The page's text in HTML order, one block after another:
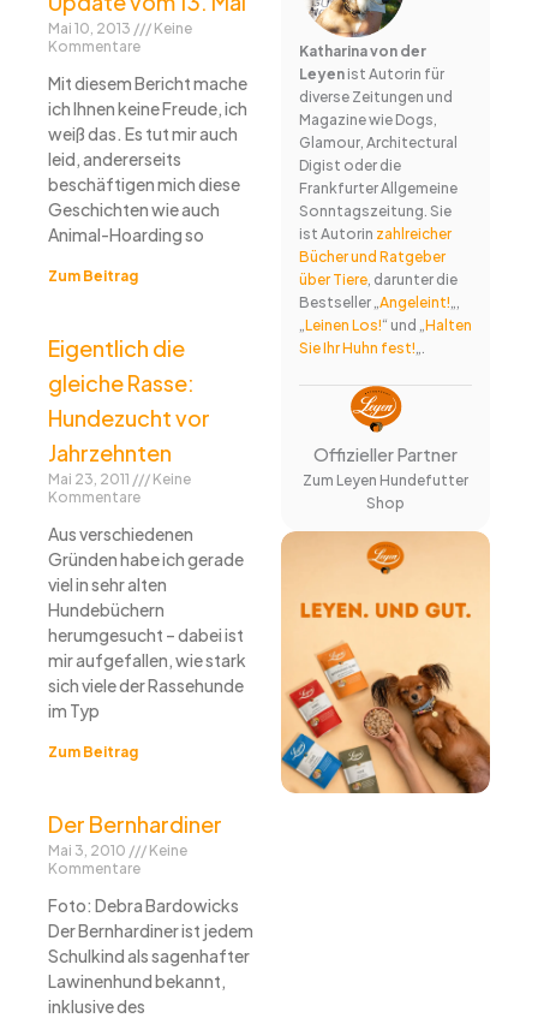
Mai 10, 2013
Keine
Kommentare
Mit diesem Bericht mache
ich Ihnen keine Freude, ich
weiß das. Es tut mir auch
leid, andererseits
beschäftigen mich diese
Geschichten wie auch
Animal-Hoarding so
Zum Beitrag
Eigentlich die
gleiche Rasse:
Hundezucht vor
Jahrzehnten
Mai 23, 2011
Keine
Kommentare
Aus verschiedenen
Gründen habe ich gerade
viel in sehr alten
Hundebüchern
herumgesucht – dabei ist
mir aufgefallen, wie stark
sich viele der Rassehunde
im Typ
Zum Beitrag
Der Bernhardiner
Mai 3, 2010
Keine
Kommentare
Foto: Debra Bardowicks
Der Bernhardiner ist jedem
Schulkind als sagenhafter
Lawinenhund bekannt,
inklusive des
Katharina von der
Leyenist Autorin für
diverse Zeitungen und
Magazine wie Dogs,
Glamour, Architectural
Digist oder die
Frankfurter Allgemeine
Sonntagszeitung. Sie
ist Autorin zahlreicher
Bücher und Ratgeber
über Tiere, darunter die
Bestseller „Angeleint!„,
„Leinen Los!“ und „Halten
Sie Ihr Huhn fest!„.
Offizieller Partner
Zum Leyen Hundefutter
Shop